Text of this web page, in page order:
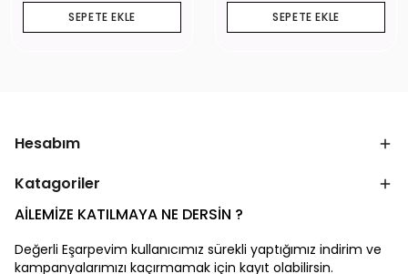
SEPETE EKLE SEPETE EKLE
Hesabım
Katagoriler
AİLEMİZE KATILMAYA NE DERSİN ?
Değerli Eşarpevim kullanıcımız sürekli yaptığımız indirim ve
kampanyalarımızı kaçırmamak için kayıt olabilirsin.